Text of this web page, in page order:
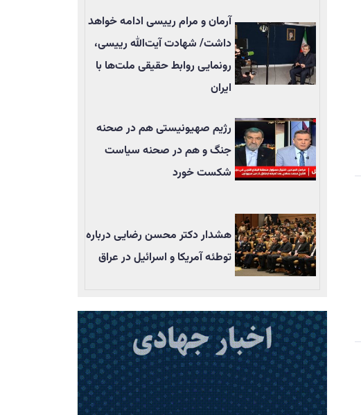
آرمان و مرام رییسی ادامه خواهد
داشت/ شهادت آیت‌الله رییسی،
رونمایی روابط حقیقی ملت‌ها با
ایران
رژیم صهیونیستی هم در صحنه
جنگ و هم در صحنه سیاست
شکست خورد
هشدار دکتر محسن رضایی درباره
توطئه آمریکا و اسرائیل در عراق